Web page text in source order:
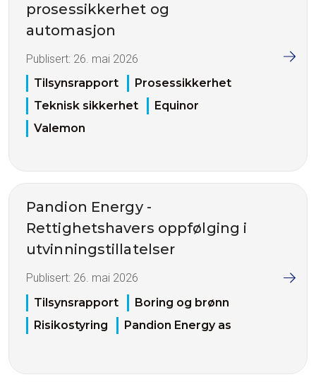
prosessikkerhet og
automasjon
Publisert: 26. mai 2026
Tilsynsrapport
Prosessikkerhet
Teknisk sikkerhet
Equinor
Valemon
Pandion Energy -
Rettighetshavers oppfølging i
utvinningstillatelser
Publisert: 26. mai 2026
Tilsynsrapport
Boring og brønn
Risikostyring
Pandion Energy as